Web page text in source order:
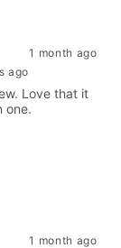
1 month ago
ago
Love that it
one.
1 month ago